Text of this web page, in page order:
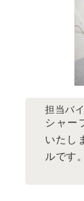
担当バ
シャー
いたし
ルです。